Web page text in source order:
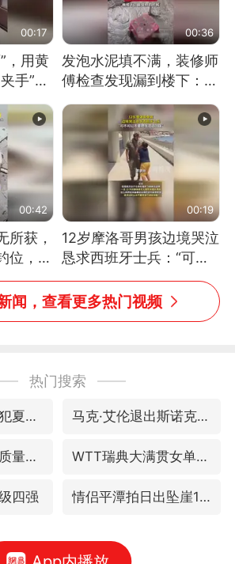
00:17
，用黄
手”，
如身
00:36
发泡水泥填不满，装修师
傅检查发现漏到楼下：出
风口未延伸到外墙
00:42
所获，
位，用
00:19
12岁摩洛哥男孩边境哭泣
恳求西班牙士兵：“可不
可以不要把我遣返回国”
闻，查看更多热门视频
热门搜索
河南重大刑案嫌犯夏某钢落网 马克·艾伦退出斯诺克中国公开赛
全民健身事业高质量发展 WTT瑞典大满贯女单签表出炉
四强 情侣平潭拍日出坠崖1死1伤